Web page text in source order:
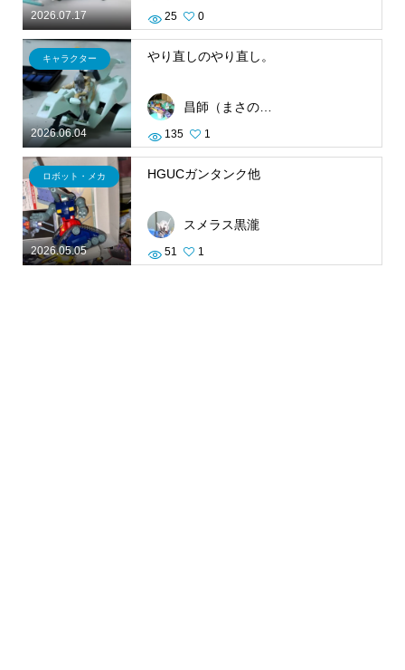
2026.07.17 25 0
2026.06.04
キャラクター やり直しのやり直し。
昌師（まさのり）
135 1
2026.05.05
ロボット・メカ HGUCガンタンク他
スメラス黒瀧
51 1